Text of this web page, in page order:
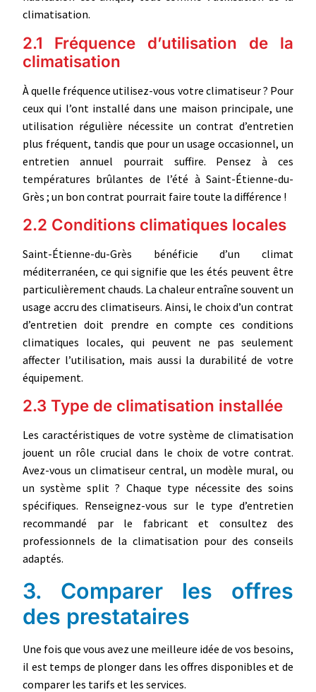
climatisation.
2.1 Fréquence d’utilisation de la
climatisation
À quelle fréquence utilisez-vous votre climatiseur ? Pour
ceux qui l’ont installé dans une maison principale, une
utilisation régulière nécessite un contrat d’entretien
plus fréquent, tandis que pour un usage occasionnel, un
entretien annuel pourrait suffire. Pensez à ces
températures brûlantes de l’été à Saint-Étienne-du-
Grès ; un bon contrat pourrait faire toute la différence !
2.2 Conditions climatiques locales
Saint-Étienne-du-Grès bénéficie d’un climat
méditerranéen, ce qui signifie que les étés peuvent être
particulièrement chauds. La chaleur entraîne souvent un
usage accru des climatiseurs. Ainsi, le choix d’un contrat
d’entretien doit prendre en compte ces conditions
climatiques locales, qui peuvent ne pas seulement
affecter l’utilisation, mais aussi la durabilité de votre
équipement.
2.3 Type de climatisation installée
Les caractéristiques de votre système de climatisation
jouent un rôle crucial dans le choix de votre contrat.
Avez-vous un climatiseur central, un modèle mural, ou
un système split ? Chaque type nécessite des soins
spécifiques. Renseignez-vous sur le type d’entretien
recommandé par le fabricant et consultez des
professionnels de la climatisation pour des conseils
adaptés.
3. Comparer les offres
des prestataires
Une fois que vous avez une meilleure idée de vos besoins,
il est temps de plonger dans les offres disponibles et de
comparer les tarifs et les services.